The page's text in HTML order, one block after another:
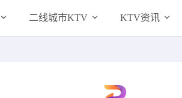
二线城市KTV KTV资讯